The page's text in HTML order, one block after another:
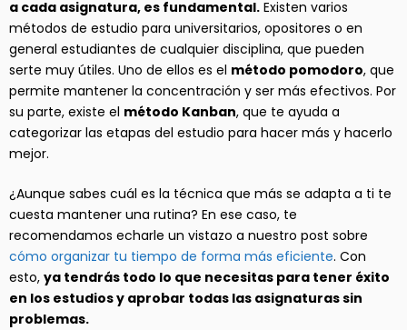
a cada asignatura, es fundamental. Existen varios
métodos de estudio para universitarios, opositores o en
general estudiantes de cualquier disciplina, que pueden
serte muy útiles. Uno de ellos es el método pomodoro, que
permite mantener la concentración y ser más efectivos. Por
su parte, existe el método Kanban, que te ayuda a
categorizar las etapas del estudio para hacer más y hacerlo
mejor.
¿Aunque sabes cuál es la técnica que más se adapta a ti te
cuesta mantener una rutina? En ese caso, te
recomendamos echarle un vistazo a nuestro post sobre
cómo organizar tu tiempo de forma más eficiente. Con
esto, ya tendrás todo lo que necesitas para tener éxito
en los estudios y aprobar todas las asignaturas sin
problemas.